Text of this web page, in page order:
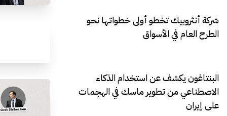
شركة أنثروبيك تخطو أولى خطواتها نحو
الطرح العام في الأسواق
البنتاغون يكشف عن استخدام الذكاء
الاصطناعي من تطوير ماسك في الهجمات
على إيران